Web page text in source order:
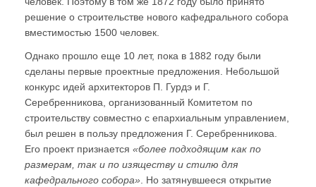
решение о строительстве нового кафедрального собора
вместимостью 1500 человек.
Однако прошло еще 10 лет, пока в 1882 году были
сделаны первые проектные предложения. Небольшой
конкурс идей архитекторов П. Гурдэ и Г.
Серебренникова, организованный Комитетом по
строительству совместно с епархиальным управлением,
был решен в пользу предложения Г. Серебренникова.
Его проект признается «более подходящим как по
размерам, так и по изяществу и стилю для
кафедрального собора». Но затянувшееся открытие